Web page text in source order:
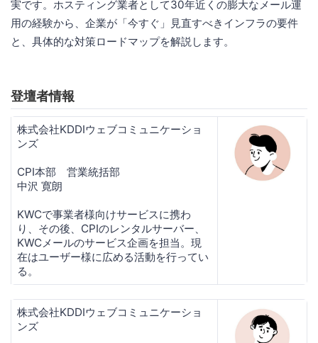
実です。ホスティング業者として30年近くの膨大なメール運
用の経験から、企業が「今すぐ」見直すべきインフラの要件
と、具体的な対策ロードマップを解説します。
登壇者情報
株式会社KDDIウェブコミュニケーショ
ンズ
CPI本部 営業統括部
中沢 寛朗
KWCで事業者様向けサービスに携わ
り、その後、CPIのレンタルサーバー、
KWCメールのサービス企画を担当。現
在はユーザー様に広める活動を行ってい
る。
株式会社KDDIウェブコミュニケーショ
ンズ